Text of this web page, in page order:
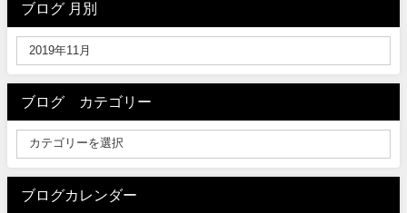
ブログ 月別
ブログ カテゴリー
ブログカレンダー